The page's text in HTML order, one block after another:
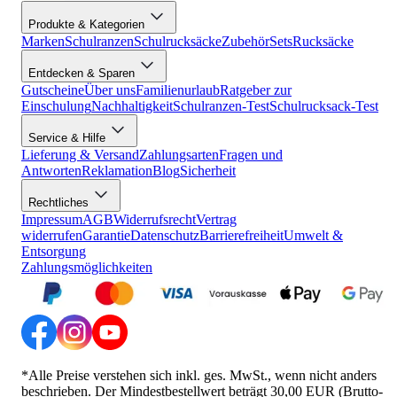
Produkte & Kategorien
MarkenSchulranzenSchulrucksäckeZubehörSetsRucksäcke
Entdecken & Sparen
GutscheineÜber unsFamilienurlaubRatgeber zur
EinschulungNachhaltigkeitSchulranzen-TestSchulrucksack-Test
Service & Hilfe
Lieferung & VersandZahlungsartenFragen und
AntwortenReklamationBlogSicherheit
Rechtliches
ImpressumAGBWiderrufsrechtVertrag
widerrufenGarantieDatenschutzBarrierefreiheitUmwelt &
Entsorgung
Zahlungsmöglichkeiten
*Alle Preise verstehen sich inkl. ges. MwSt., wenn nicht anders
beschrieben. Der Mindestbestellwert beträgt 30,00 EUR (Brutto-